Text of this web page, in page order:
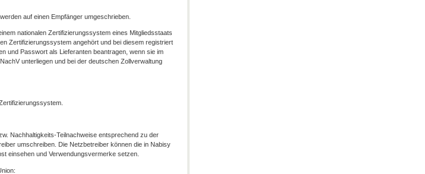
auf einen Empfänger umgeschrieben.
nationalen Zertifizierungssystem eines Mitgliedsstaats
Zertifizierungssystem angehört und bei diesem registriert
und Passwort als Lieferanten beantragen, wenn sie im
unterliegen und bei der deutschen Zollverwaltung
Nachhaltigkeits-Teilnachweise entsprechend zu der
umschreiben. Die Netzbetreiber können die in Nabisy
einsehen und Verwendungsvermerke setzen.